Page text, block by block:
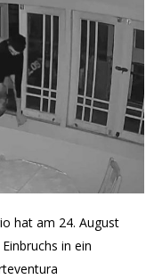
hat am 24. August
in ein